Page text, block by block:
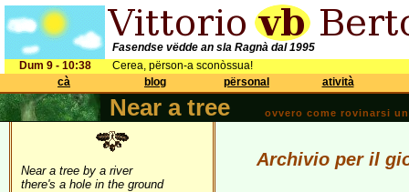
Fasendse vëdde an sla Ragnà dal 1995
Dum 9 - 10:38
Cerea, përson-a sconòssua!
cà
blog përsonal atività
Near a tree ovvero come rovinarsi
Near a tree by a river
there's a hole in the ground
Archivio per il